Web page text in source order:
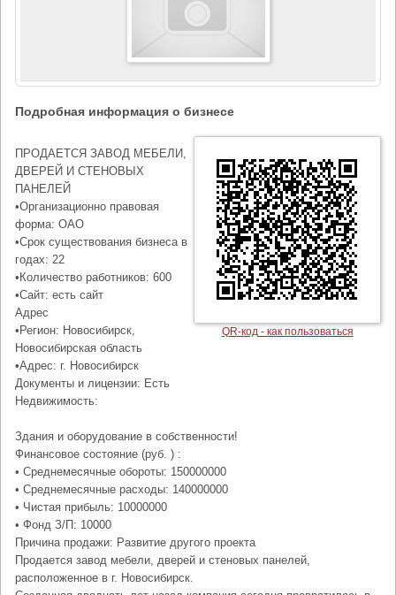
Подробная информация о бизнесе
QR-код - как пользоваться
ПРОДАЕТСЯ ЗАВОД МЕБЕЛИ,
ДВЕРЕЙ И СТЕНОВЫХ
ПАНЕЛЕЙ
•Организационно правовая
форма: ОАО
•Срок существования бизнеса в
годах: 22
•Количество работников: 600
•Сайт: есть сайт
Адрес
•Регион: Новосибирск,
Новосибирская область
•Адрес: г. Новосибирск
Документы и лицензии: Есть
Недвижимость:
Здания и оборудование в собственности!
Финансовое состояние (руб. ) :
• Среднемесячные обороты: 150000000
• Среднемесячные расходы: 140000000
• Чистая прибыль: 10000000
• Фонд З/П: 10000
Причина продажи: Развитие другого проекта
Продается завод мебели, дверей и стеновых панелей,
расположенное в г. Новосибирск.